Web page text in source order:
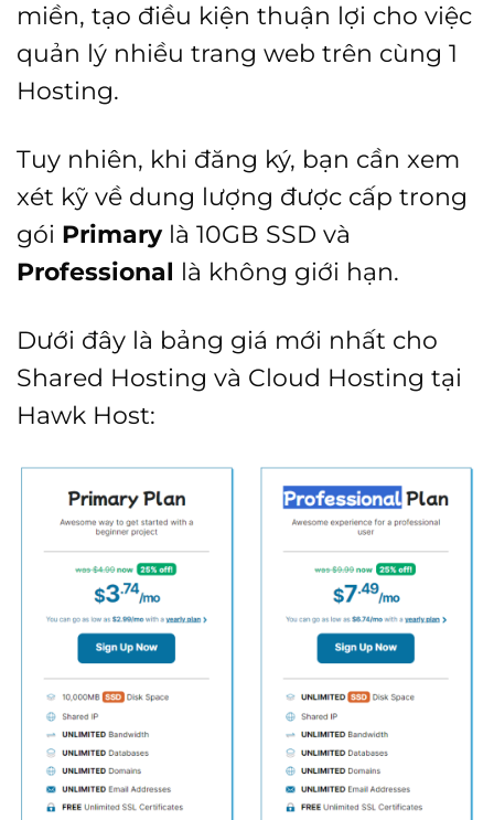
miền, tạo điều kiện thuận lợi cho việc
quản lý nhiều trang web trên cùng 1
Hosting.
Tuy nhiên, khi đăng ký, bạn cần xem
xét kỹ về dung lượng được cấp trong
gói Primarylà 10GB SSD và
Professional là không giới hạn.
Dưới đây là bảng giá mới nhất cho
Shared Hosting và Cloud Hosting tại
Hawk Host: